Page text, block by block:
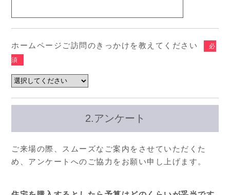
ホームページご訪問のきっかけを教えてください
必
須
2.アンケート
ご来場の際、スムーズなご案内をさせていただくた
め、アンケートへのご協力をお願い申し上げます。